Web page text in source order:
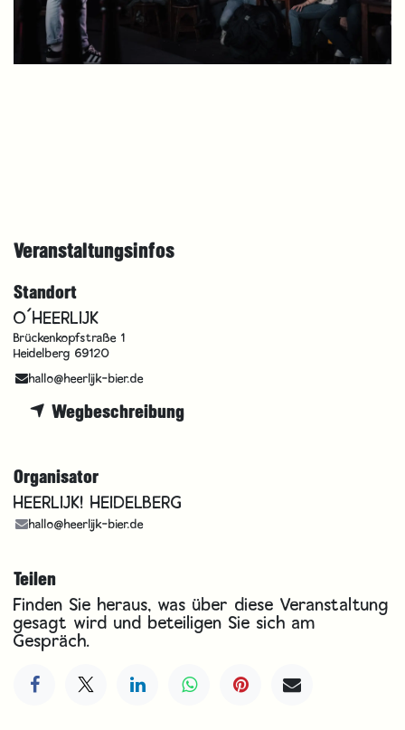
Veranstaltungsinfos
Standort
O´HEERLIJK
Brückenkopfstraße 1
Heidelberg 69120
hallo@heerlijk-bier.de
Wegbeschreibung
Organisator
HEERLIJK! HEIDELBERG
hallo@heerlijk-bier.de
Teilen
Finden Sie heraus, was über diese Veranstaltung
gesagt wird und beteiligen Sie sich am
Gespräch.